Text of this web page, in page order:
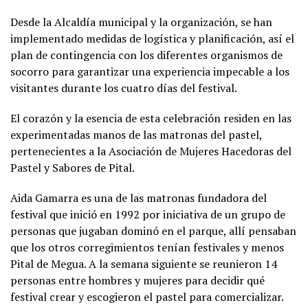
Desde la Alcaldía municipal y la organización, se han
implementado medidas de logística y planificación, así el
plan de contingencia con los diferentes organismos de
socorro para garantizar una experiencia impecable a los
visitantes durante los cuatro días del festival.
El corazón y la esencia de esta celebración residen en las
experimentadas manos de las matronas del pastel,
pertenecientes a la Asociación de Mujeres Hacedoras del
Pastel y Sabores de Pital.
Aida Gamarra es una de las matronas fundadora del
festival que inició en 1992 por iniciativa de un grupo de
personas que jugaban dominó en el parque, allí pensaban
que los otros corregimientos tenían festivales y menos
Pital de Megua. A la semana siguiente se reunieron 14
personas entre hombres y mujeres para decidir qué
festival crear y escogieron el pastel para comercializar.